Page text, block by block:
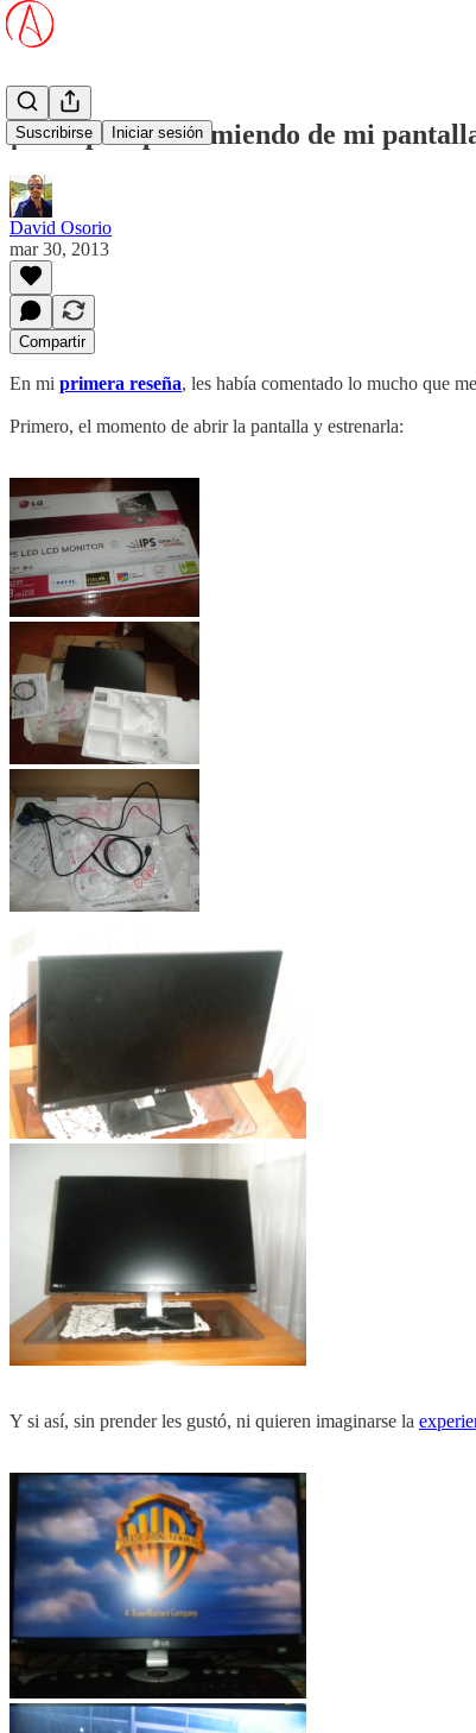
Suscribirse Iniciar sesión
¡Otro post presumiendo de mi
David Osorio
mar 30, 2013
Compartir
En mi primera reseña, les había comentado lo mucho que
Primero, el momento de abrir la pantalla y estrenarla:
Y si así, sin prender les gustó, ni quieren imaginarse la